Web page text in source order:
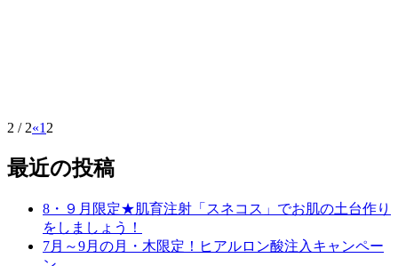
2 / 2«1 2
最近の投稿
8・９月限定★肌育注射「スネコス」でお肌の土台作り
をしましょう！
7月～9月の月・木限定！ヒアルロン酸注入キャンペー